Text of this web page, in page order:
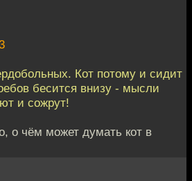
Кот потому и сидит
бесится внизу - мысли
и сожрут!
о чём может думать кот в